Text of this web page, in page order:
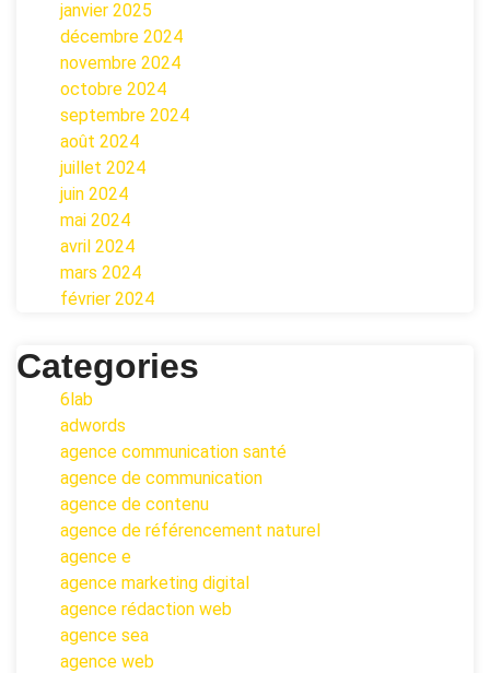
janvier 2025
décembre 2024
novembre 2024
octobre 2024
septembre 2024
août 2024
juillet 2024
juin 2024
mai 2024
avril 2024
mars 2024
février 2024
Categories
6lab
adwords
agence communication santé
agence de communication
agence de contenu
agence de référencement naturel
agence e
agence marketing digital
agence rédaction web
agence sea
agence web